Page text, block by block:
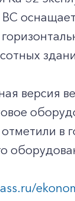
версия
отметили